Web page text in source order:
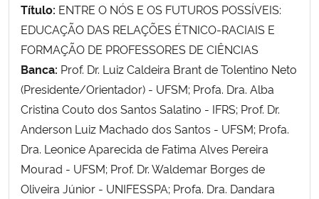
Título: ENTRE O NÓS E OS FUTUROS POSSÍVEIS:
EDUCAÇÃO DAS RELAÇÕES ÉTNICO-RACIAIS E
FORMAÇÃO DE PROFESSORES DE CIÊNCIAS
Banca: Prof. Dr. Luiz Caldeira Brant de Tolentino Neto
(Presidente/Orientador) - UFSM; Profa. Dra. Alba
Cristina Couto dos Santos Salatino - IFRS; Prof. Dr.
Anderson Luiz Machado dos Santos - UFSM; Profa.
Dra. Leonice Aparecida de Fatima Alves Pereira
Mourad - UFSM; Prof. Dr. Waldemar Borges de
Oliveira Júnior - UNIFESSPA; Profa. Dra. Dandara